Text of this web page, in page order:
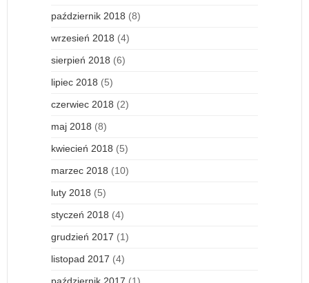
październik 2018 (8)
wrzesień 2018 (4)
sierpień 2018 (6)
lipiec 2018 (5)
czerwiec 2018 (2)
maj 2018 (8)
kwiecień 2018 (5)
marzec 2018 (10)
luty 2018 (5)
styczeń 2018 (4)
grudzień 2017 (1)
listopad 2017 (4)